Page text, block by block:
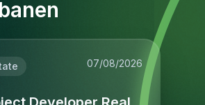
07/08/2026